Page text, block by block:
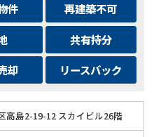
件
再建築不可
共有持分
却 リースバック
高島2-19-12 スカイビル26階